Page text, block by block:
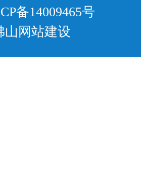
备14009465号
山网站建设